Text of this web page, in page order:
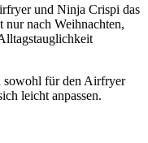
und Ninja Crispi das
nur nach Weihnachten,
sowohl für den Airfryer
leicht anpassen.